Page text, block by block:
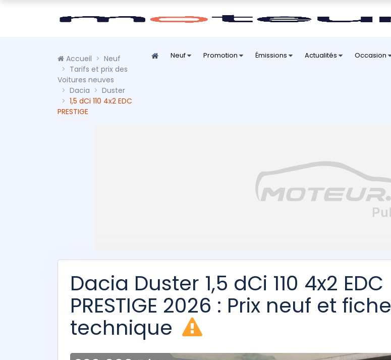
Neuf Promotion Émissions Actualités Occasion
Accueil
Neuf
Tarifs et prix des
Voitures neuves
Dacia
Duster
1,5 dCi 110 4x2 EDC
PRESTIGE
Dacia Duster 1,5 dCi 110 4x2 EDC
PRESTIGE 2026 : Prix neuf et fiche
technique